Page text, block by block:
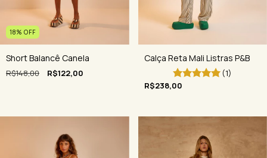
18% OFF
Short Balancê Canela
R$148,00 R$122,00
Calça Reta Mali Listras P&B
(1)
R$238,00